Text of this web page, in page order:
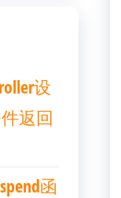
设
返回
函